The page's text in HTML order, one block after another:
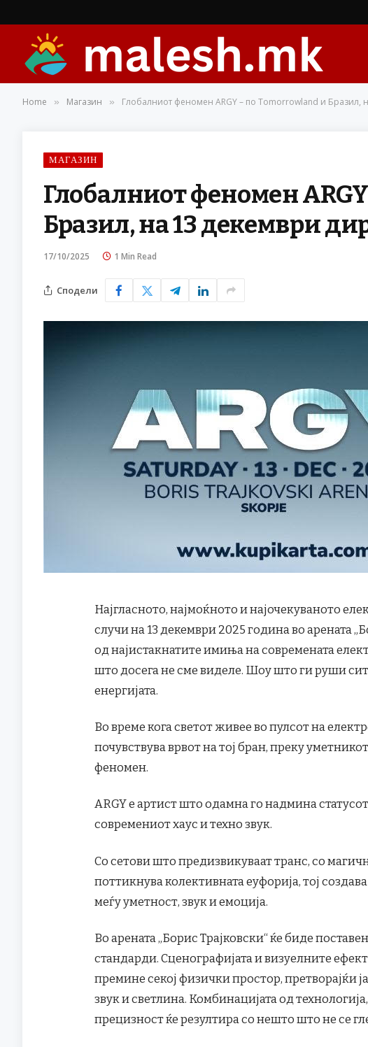
Home » Магазин » Глобалниот феномен ARGY – по Tomorrowland и Бразил,
МАГАЗИН
Глобалниот феномен
Бразил, на 13 декември
17/10/2025 1 Min Read
Сподели
Најгласното, најмоќното и најочекуваното
случи на 13 декември 2025 година во арената
од најистакнатите имиња на современата
што досега не сме виделе. Шоу што ги руши
енергијата.
Во време кога светот живее во пулсот на
почувствува врвот на тој бран, преку
феномен.
ARGY е артист што одамна го надмина
современиот хаус и техно звук.
Со сетови што предизвикуваат транс, со
поттикнува колективната еуфорија, тој
меѓу уметност, звук и емоција.
Во арената „Борис Трајковски“ ќе биде
стандарди. Сценографијата и визуелните
премине секој физички простор, претворајќи
звук и светлина. Комбинацијата од
прецизност ќе резултира со нешто што не се